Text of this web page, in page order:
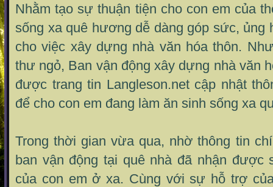
Nhằm tạo sự thuận tiện cho con em của
sống xa quê hương dễ dàng góp sức, ủng
cho việc xây dựng nhà văn hóa thôn.
thư ngỏ, Ban vận động xây dựng nhà văn
được trang tin Langleson.net cập nhật
để cho con em đang làm ăn sinh sống xa
Trong thời gian vừa qua, nhờ thông tin
ban vận động tại quê nhà đã nhận được
của con em ở xa. Cùng với sự hỗ trợ